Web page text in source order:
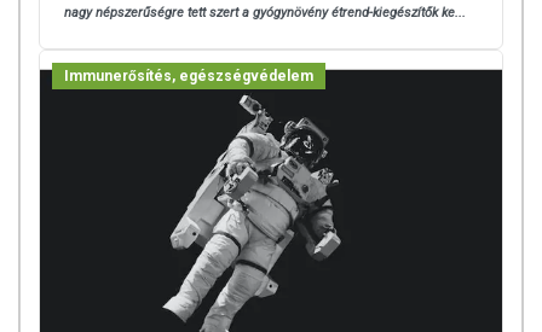
nagy népszerűségre tett szert a gyógynövény étrend-kiegészítők ke...
Immunerősítés, egészségvédelem